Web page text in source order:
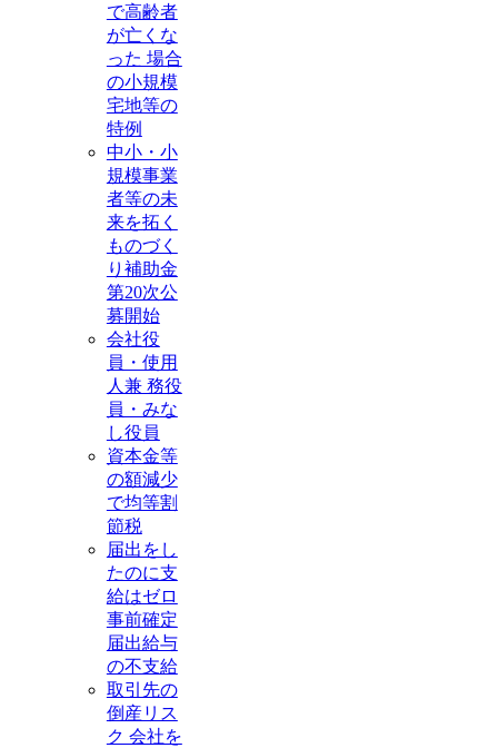
で高齢者
が亡くな
った 場合
の小規模
宅地等の
特例
中小・小
規模事業
者等の未
来を拓く
ものづく
り補助金
第20次公
募開始
会社役
員・使用
人兼 務役
員・みな
し役員
資本金等
の額減少
で均等割
節税
届出をし
たのに支
給はゼロ
事前確定
届出給与
の不支給
取引先の
倒産リス
ク 会社を